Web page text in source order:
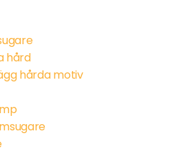
hård
hårda motiv